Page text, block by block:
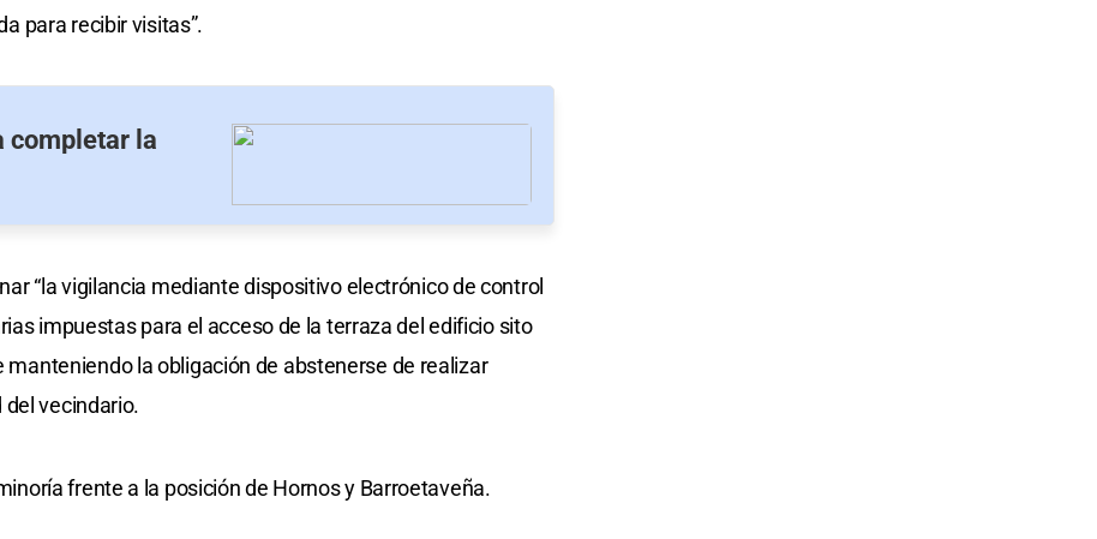
para recibir visitas”.
completar la
“la vigilancia mediante dispositivo electrónico de control
impuestas para el acceso de la terraza del edificio sito
manteniendo la obligación de abstenerse de realizar
vecindario.
frente a la posición de Hornos y Barroetaveña.